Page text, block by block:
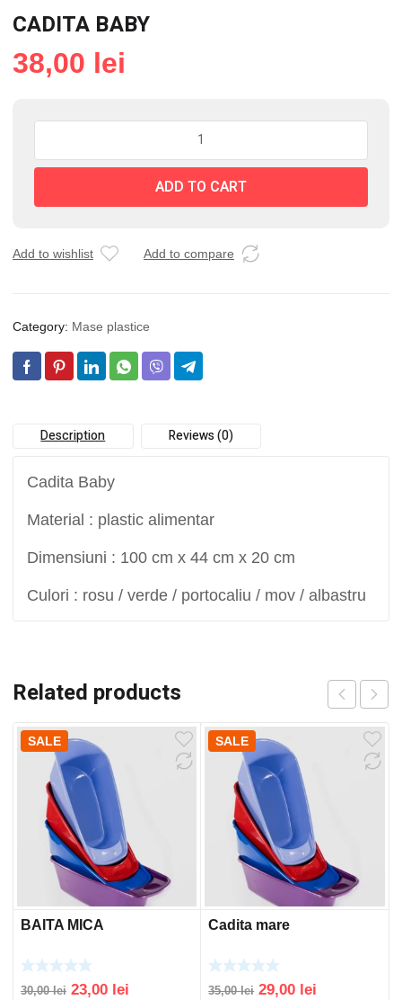
CADITA BABY
38,00 lei
quantity
ADD TO CART
Add to wishlist Add to compare
Category: Mase plastice
Description Reviews (0)
Cadita Baby
Material : plastic alimentar
Dimensiuni : 100 cm x 44 cm x 20 cm
Culori : rosu / verde / portocaliu / mov / albastru
Related products
SALE
BAITA MICA
30,00lei Original
23,00 lei
SALE
Cadita mare
35,00lei Original
29,00 lei